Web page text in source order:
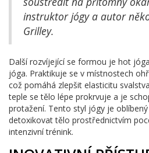
instruktor jógy a autor
Grilley.
Další rozvíjející se formou je hot
jóga. Praktikuje se v místnostech
což pomáhá zlepšit elasticitu
teple se tělo lépe prokrvuje a je
protažení. Tento styl jógy je
detoxikovat tělo prostřednictvím
intenzivní trénink.